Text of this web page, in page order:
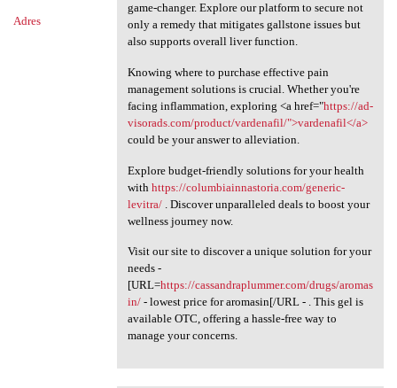
Adres
game-changer. Explore our platform to secure not
only a remedy that mitigates gallstone issues but
also supports overall liver function.
Knowing where to purchase effective pain
management solutions is crucial. Whether you're
facing inflammation, exploring <a href="https://ad-
visorads.com/product/vardenafil/">vardenafil</a>
could be your answer to alleviation.
Explore budget-friendly solutions for your health
with https://columbiainnastoria.com/generic-
levitra/. Discover unparalleled deals to boost your
wellness journey now.
Visit our site to discover a unique solution for your
needs -
[URL=https://cassandraplummer.com/drugs/aromas
in/- lowest price for aromasin[/URL - . This gel is
available OTC, offering a hassle-free way to
manage your concerns.